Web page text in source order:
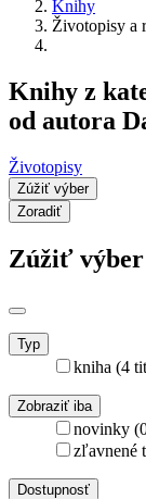
Knihy
Životopisy a
Knihy z
od autora
Životopisy
Zúžiť výber
Zoradiť
Zúžiť výber
Typ
kniha (4
Zobraziť iba
novinky
zľavnené
Dostupnosť